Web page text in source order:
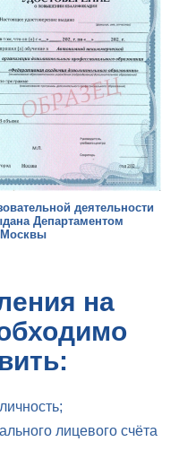
деятельности
Департаментом
Москвы
на
лицевого счёта